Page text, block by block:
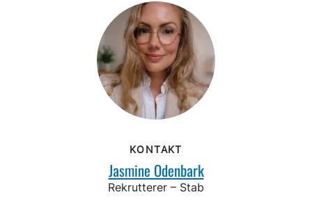
KONTAKT
Jasmine Odenbark
Rekrutterer – Stab